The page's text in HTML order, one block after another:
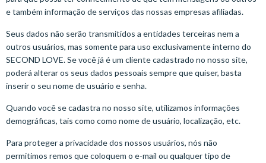
e também informação de serviços das nossas empresas afiliadas.
Seus dados não serão transmitidos a entidades terceiras nem a
outros usuários, mas somente para uso exclusivamente interno do
SECOND LOVE. Se você já é um cliente cadastrado no nosso site,
poderá alterar os seus dados pessoais sempre que quiser, basta
inserir o seu nome de usuário e senha.
Quando você se cadastra no nosso site, utilizamos informações
demográficas, tais como como nome de usuário, localização, etc.
Para proteger a privacidade dos nossos usuários, nós não
permitimos remos que coloquem o e-mail ou qualquer tipo de